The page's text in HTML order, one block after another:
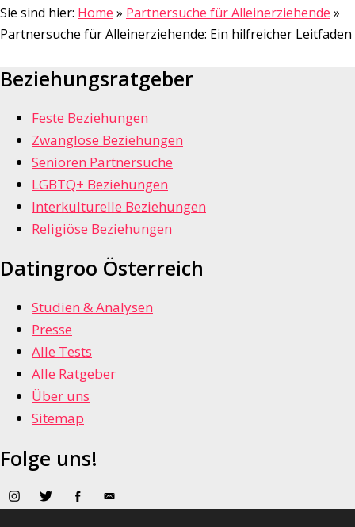
Sie sind hier: Home » Partnersuche für Alleinerziehende »
Partnersuche für Alleinerziehende: Ein hilfreicher Leitfaden
Beziehungsratgeber
Feste Beziehungen
Zwanglose Beziehungen
Senioren Partnersuche
LGBTQ+ Beziehungen
Interkulturelle Beziehungen
Religiöse Beziehungen
Datingroo Österreich
Studien & Analysen
Presse
Alle Tests
Alle Ratgeber
Über uns
Sitemap
Folge uns!